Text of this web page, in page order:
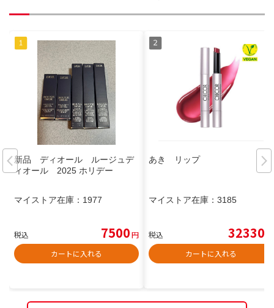
新品 ディオール ルージュデ
ィオール 2025 ホリデー
マイストア在庫： 1977
税込 7500円
カートに入れる
あき リップ
マイストア在庫： 3185
税込 32330
カートに入れる